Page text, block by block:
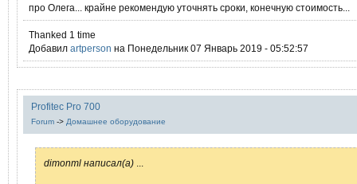
про Олега... крайне рекомендую уточнять сроки, конечную стоимость...
Thanked 1 time
Добавил artperson на Понедельник 07 Январь 2019 - 05:52:57
Profitec Pro 700
Forum -> Домашнее оборудование
dimonml написал(а)